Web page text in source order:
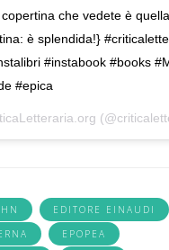
che vedete è
è splendida!}
#instabook #books
#epica
EDITORE EINAUDI
EPOPEA